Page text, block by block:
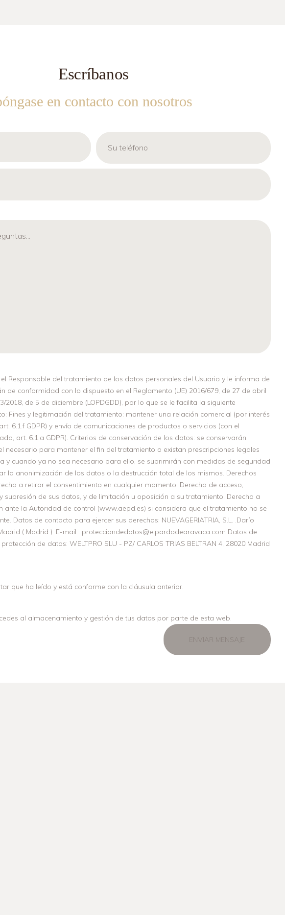
Escríbanos
en contacto con nosotros
el Responsable del tratamiento de los datos personales del Usuario y le informa de
de conformidad con lo dispuesto en el Reglamento (UE) 2016/679, de 27 de abril
2018, de 5 de diciembre (LOPDGDD), por lo que se le facilita la siguiente
Fines y legitimación del tratamiento: mantener una relación comercial (por interés
6.1.f GDPR) y envío de comunicaciones de productos o servicios (con el
art. 6.1.a GDPR). Criterios de conservación de los datos: se conservarán
necesario para mantener el fin del tratamiento o existan prescripciones legales
y cuando ya no sea necesario para ello, se suprimirán con medidas de seguridad
la anonimización de los datos o la destrucción total de los mismos. Derechos
a retirar el consentimiento en cualquier momento. Derecho de acceso,
supresión de sus datos, y de limitación u oposición a su tratamiento. Derecho a
ante la Autoridad de control (www.aepd.es) si considera que el tratamiento no se
Datos de contacto para ejercer sus derechos: NUEVAGERIATRIA, S.L. .Darío
( Madrid ) .E-mail : protecciondedatos@elpardodearavaca.com Datos de
de datos: WELTPRO SLU - PZ/ CARLOS TRIAS BELTRAN 4, 28020 Madrid
que ha leído y está conforme con la cláusula anterior.
al almacenamiento y gestión de tus datos por parte de esta web.